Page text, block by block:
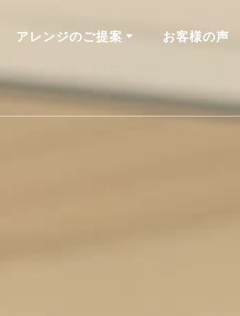
アレンジのご提案 お客様の声